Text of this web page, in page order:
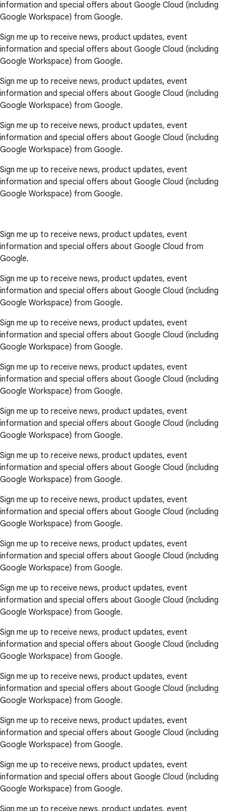
information and special offers about Google Cloud (including
Google Workspace) from Google.
Sign me up to receive news, product updates, event
information and special offers about Google Cloud (including
Google Workspace) from Google.
Sign me up to receive news, product updates, event
information and special offers about Google Cloud (including
Google Workspace) from Google.
Sign me up to receive news, product updates, event
information and special offers about Google Cloud (including
Google Workspace) from Google.
Sign me up to receive news, product updates, event
information and special offers about Google Cloud (including
Google Workspace) from Google.
Sign me up to receive news, product updates, event
information and special offers about Google Cloud from
Google.
Sign me up to receive news, product updates, event
information and special offers about Google Cloud (including
Google Workspace) from Google.
Sign me up to receive news, product updates, event
information and special offers about Google Cloud (including
Google Workspace) from Google.
Sign me up to receive news, product updates, event
information and special offers about Google Cloud (including
Google Workspace) from Google.
Sign me up to receive news, product updates, event
information and special offers about Google Cloud (including
Google Workspace) from Google.
Sign me up to receive news, product updates, event
information and special offers about Google Cloud (including
Google Workspace) from Google.
Sign me up to receive news, product updates, event
information and special offers about Google Cloud (including
Google Workspace) from Google.
Sign me up to receive news, product updates, event
information and special offers about Google Cloud (including
Google Workspace) from Google.
Sign me up to receive news, product updates, event
information and special offers about Google Cloud (including
Google Workspace) from Google.
Sign me up to receive news, product updates, event
information and special offers about Google Cloud (including
Google Workspace) from Google.
Sign me up to receive news, product updates, event
information and special offers about Google Cloud (including
Google Workspace) from Google.
Sign me up to receive news, product updates, event
information and special offers about Google Cloud (including
Google Workspace) from Google.
Sign me up to receive news, product updates, event
information and special offers about Google Cloud (including
Google Workspace) from Google.
Sign me up to receive news, product updates, event